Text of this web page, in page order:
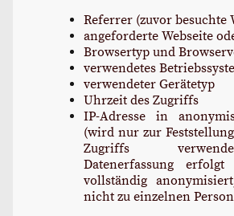
Referrer (zuvor besuchte
angeforderte Webseite
Browsertyp und
verwendetes
verwendeter Gerätetyp
Uhrzeit des Zugriffs
IP-Adresse in
(wird nur zur
Zugriffs
Datenerfassung
vollständig
nicht zu einzelnen